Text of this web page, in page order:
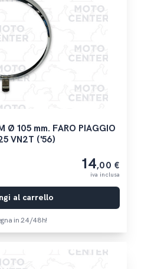
Ø 105 mm. FARO PIAGGIO
VN2T ('56)
14,00 €
iva inclusa
al carrello
in 24/48h!